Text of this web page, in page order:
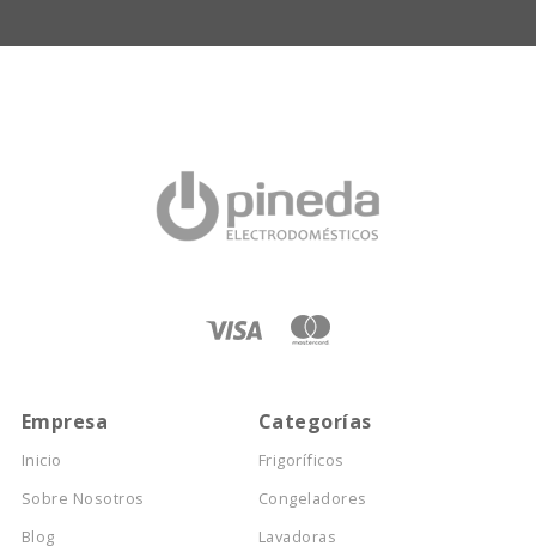
Empresa
Inicio
Sobre Nosotros
Blog
Categorías
Frigoríficos
Congeladores
Lavadoras